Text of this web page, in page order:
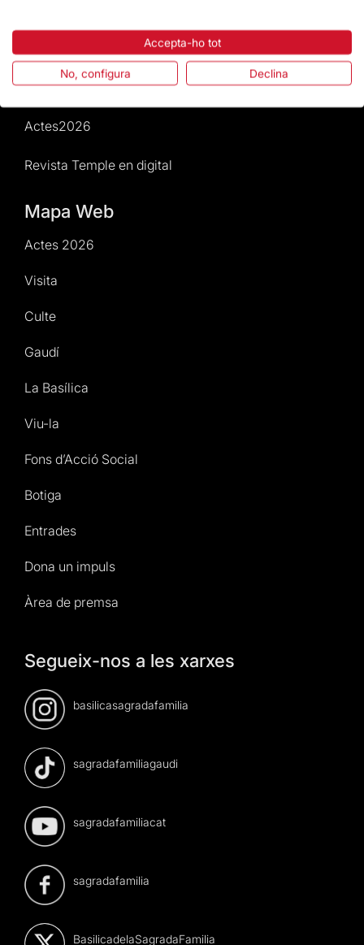
Dona un impuls
Actes2026
Revista Temple en digital
Mapa Web
Actes 2026
Visita
Culte
Gaudí
La Basílica
Viu-la
Fons d’Acció Social
Botiga
Entrades
Dona un impuls
Àrea de premsa
Segueix-nos a les xarxes
basilicasagradafamilia
sagradafamiliagaudi
sagradafamiliacat
sagradafamilia
BasilicadelaSagradaFamilia
Accepta-ho tot
No, configura Declina